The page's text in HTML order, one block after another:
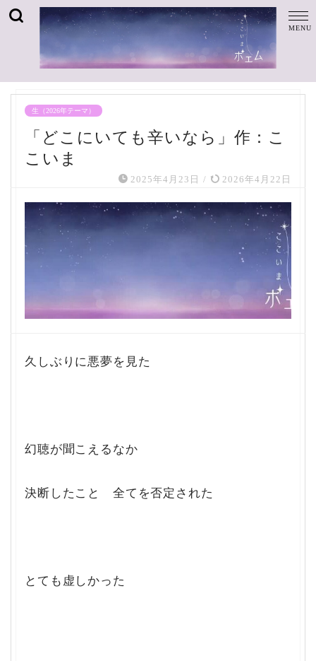
生（2026年テーマ）
「どこにいても辛いなら」作：こ
こいま
2025年4月23日 / 2026年4月22日
久しぶりに悪夢を見た
幻聴が聞こえるなか
決断したこと 全てを否定された
とても虚しかった